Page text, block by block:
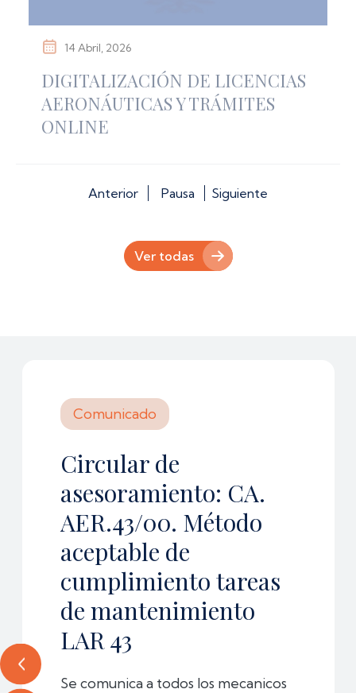
14 Abril, 2026
DIGITALIZACIÓN DE LICENCIAS
AERONÁUTICAS Y TRÁMITES
ONLINE
Anterior Pausa Siguiente
Ver todas
Comunicado
Circular de
asesoramiento: CA.
AER.43/00. Método
aceptable de
cumplimiento tareas
de mantenimiento
LAR 43
Se comunica a todos los mecanicos